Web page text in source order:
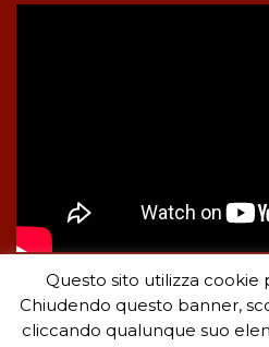
« Tutti i video
Questo sito utilizza cookie
Chiudendo questo banner,
cliccando qualunque suo